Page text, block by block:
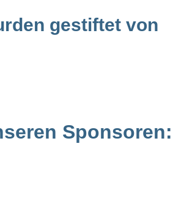
gestiftet von
Sponsoren: